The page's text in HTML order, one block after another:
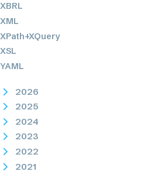
XBRL
XML
XPath+XQuery
XSL
YAML
2026
2025
2024
2023
2022
2021